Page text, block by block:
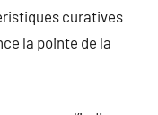
curatives
la pointe de la